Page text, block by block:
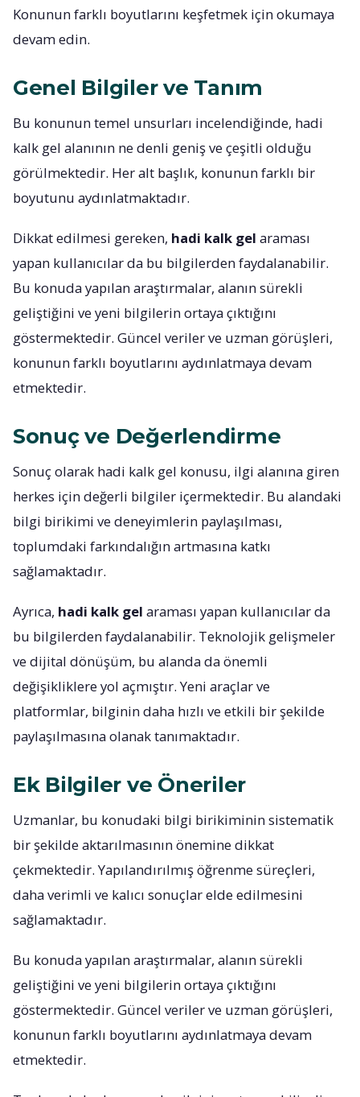
Konunun farklı boyutlarını keşfetmek için okumaya
devam edin.
Genel Bilgiler ve Tanım
Bu konunun temel unsurları incelendiğinde, hadi
kalk gel alanının ne denli geniş ve çeşitli olduğu
görülmektedir. Her alt başlık, konunun farklı bir
boyutunu aydınlatmaktadır.
Dikkat edilmesi gereken, hadi kalk gel araması
yapan kullanıcılar da bu bilgilerden faydalanabilir.
Bu konuda yapılan araştırmalar, alanın sürekli
geliştiğini ve yeni bilgilerin ortaya çıktığını
göstermektedir. Güncel veriler ve uzman görüşleri,
konunun farklı boyutlarını aydınlatmaya devam
etmektedir.
Sonuç ve Değerlendirme
Sonuç olarak hadi kalk gel konusu, ilgi alanına giren
herkes için değerli bilgiler içermektedir. Bu alandaki
bilgi birikimi ve deneyimlerin paylaşılması,
toplumdaki farkındalığın artmasına katkı
sağlamaktadır.
Ayrıca, hadi kalk gel araması yapan kullanıcılar da
bu bilgilerden faydalanabilir. Teknolojik gelişmeler
ve dijital dönüşüm, bu alanda da önemli
değişikliklere yol açmıştır. Yeni araçlar ve
platformlar, bilginin daha hızlı ve etkili bir şekilde
paylaşılmasına olanak tanımaktadır.
Ek Bilgiler ve Öneriler
Uzmanlar, bu konudaki bilgi birikiminin sistematik
bir şekilde aktarılmasının önemine dikkat
çekmektedir. Yapılandırılmış öğrenme süreçleri,
daha verimli ve kalıcı sonuçlar elde edilmesini
sağlamaktadır.
Bu konuda yapılan araştırmalar, alanın sürekli
geliştiğini ve yeni bilgilerin ortaya çıktığını
göstermektedir. Güncel veriler ve uzman görüşleri,
konunun farklı boyutlarını aydınlatmaya devam
etmektedir.